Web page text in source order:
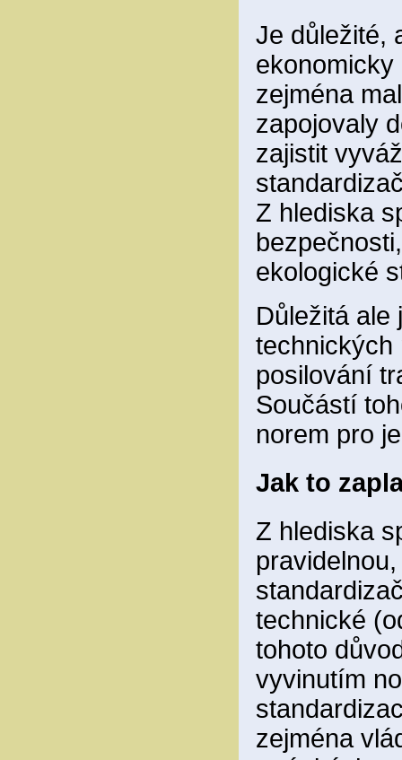
Je důležité,
zejména
zapojovaly
zajistit
Z hlediska
ekologické
Důležitá ale
technických
posilování
Součástí
norem pro
Jak to
Z hlediska
technické
tohoto
vyvinutím
zejména